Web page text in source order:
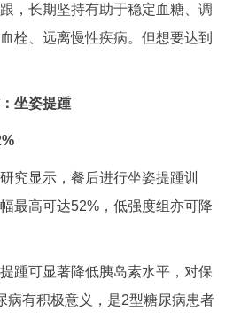
机构职能 政策服务
专题公开
法人服务 部门服务
阳光政务
，长期坚持有助于稳定血糖、调
栓 、远离慢性疾病。 但想要达到
坐姿提踵
究显示，餐后进行坐姿提踵训
最高可达52%，低强度组亦可降
踵可显著降低胰岛素水平，对保
病有积极意义，是2型糖尿病患者